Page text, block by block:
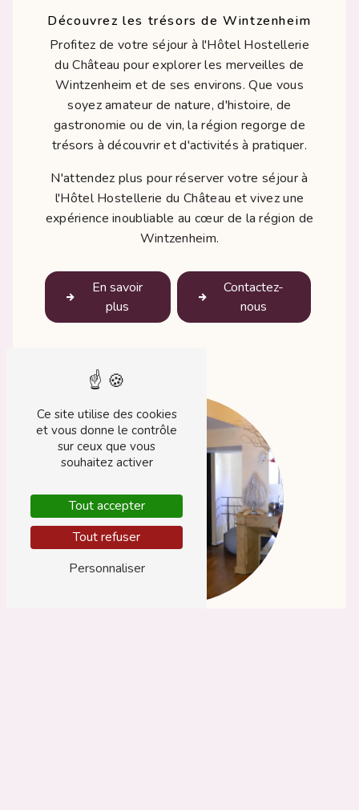
Découvrez les trésors de Wintzenheim
Profitez de votre séjour à l'Hôtel Hostellerie
du Château pour explorer les merveilles de
Wintzenheim et de ses environs. Que vous
soyez amateur de nature, d'histoire, de
gastronomie ou de vin, la région regorge de
trésors à découvrir et d'activités à pratiquer.
N'attendez plus pour réserver votre séjour à
l'Hôtel Hostellerie du Château et vivez une
expérience inoubliable au cœur de la région de
Wintzenheim.
En savoir
plus
Contactez-
nous
Ce site utilise des cookies
et vous donne le contrôle
sur ceux que vous
souhaitez activer
Tout accepter
Tout refuser
Personnaliser